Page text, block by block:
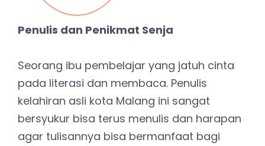
Penulis dan Penikmat Senja
Seorang ibu pembelajar yang jatuh cinta
pada literasi dan membaca. Penulis
kelahiran asli kota Malang ini sangat
bersyukur bisa terus menulis dan harapan
agar tulisannya bisa bermanfaat bagi